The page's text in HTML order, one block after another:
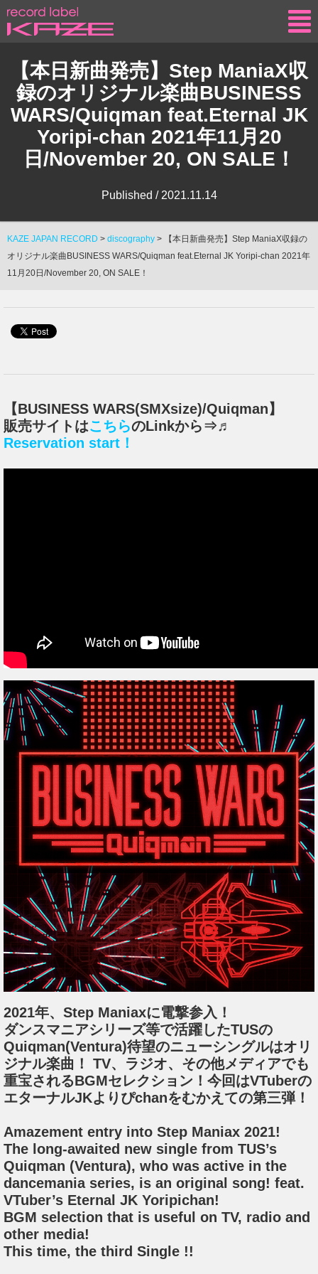
【本日新曲発売】Step ManiaX収
録のオリジナル楽曲BUSINESS
WARS/Quiqman feat.Eternal JK
Yoripi-chan 2021年11月20
日/November 20, ON SALE！
Published / 2021.11.14
KAZE JAPAN RECORD > discography >
【本日新曲発売】Step ManiaX収録の
オリジナル楽曲BUSINESS WARS/Quiqman feat.Eternal JK Yoripi-chan 2021年
11月20日/November 20, ON SALE！
【BUSINESS WARS(SMXsize)/Quiqman】
販売サイトはこちらのLinkから⇒♬
Reservation start！
2021年、Step Maniaxに電撃参入！
ダンスマニアシリーズ等で活躍したTUSの
Quiqman(Ventura)待望のニューシングルはオリ
ジナル楽曲！ TV、ラジオ、その他メディアでも
重宝されるBGMセレクション！今回はVTuberの
エターナルJKよりぴchanをむかえての第三弾！
Amazement entry into Step Maniax 2021!
The long-awaited new single from TUS’s
Quiqman (Ventura), who was active in the
dancemania series, is an original song! feat.
VTuber’s Eternal JK Yoripichan!
BGM selection that is useful on TV, radio and
other media!
This time, the third Single !!